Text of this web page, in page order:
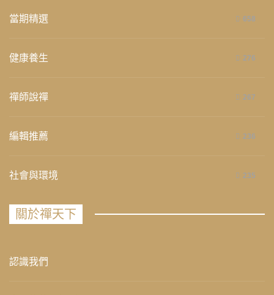
當期精選 658
健康養生 276
禪師說禪 267
編輯推薦 236
社會與環境 235
關於禪天下
認識我們